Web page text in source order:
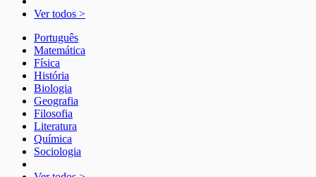
Ver todos >
Português
Matemática
Física
História
Biologia
Geografia
Filosofia
Literatura
Química
Sociologia